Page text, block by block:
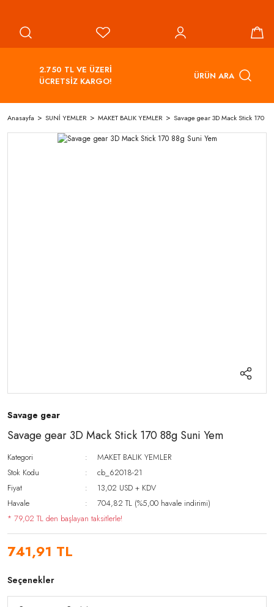
2.750 TL VE ÜZERİ
ÜCRETSİZ KARGO!
ÜRÜN ARA
Anasayfa SUNİ YEMLER MAKET BALIK YEMLER Savage gear 3D Mack Stick 170
Savage gear
Savage gear 3D Mack Stick 170 88g Suni Yem
Kategori
MAKET BALIK YEMLER
Stok Kodu
cb_62018-21
Fiyat
13,02 USD + KDV
Havale
704,82 TL (%5,00 havale indirimi)
* 79,02 TL den başlayan taksitlerle!
741,91 TL
Seçenekler